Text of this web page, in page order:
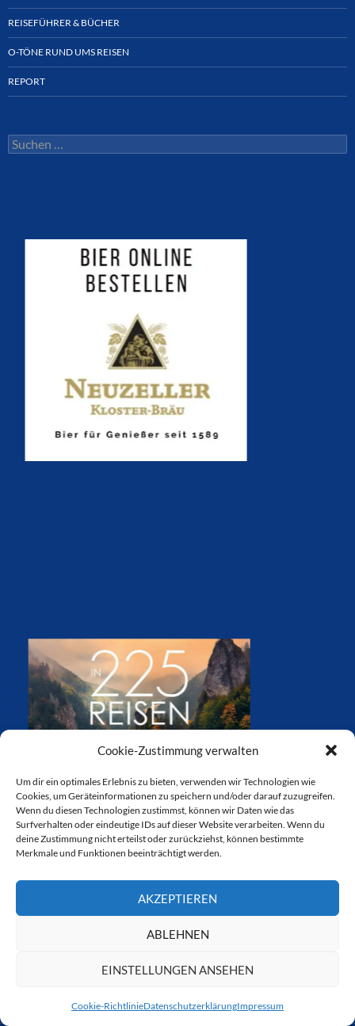
Cookie-Zustimmung verwalten
Um dir ein optimales Erlebnis zu bieten, verwenden wir Technologien wie
Cookies, um Geräteinformationen zu speichern und/oder darauf zuzugreifen.
Wenn du diesen Technologien zustimmst, können wir Daten wie das
Surfverhalten oder eindeutige IDs auf dieser Website verarbeiten. Wenn du
deine Zustimmung nicht erteilst oder zurückziehst, können bestimmte
Merkmale und Funktionen beeinträchtigt werden.
AKZEPTIEREN
ABLEHNEN
EINSTELLUNGEN ANSEHEN
Cookie-RichtlinieDatenschutzerklärungImpressum
REISEFÜHRER & BÜCHER
O-TÖNE RUND UMS REISEN
REPORT
Suchen
nach: